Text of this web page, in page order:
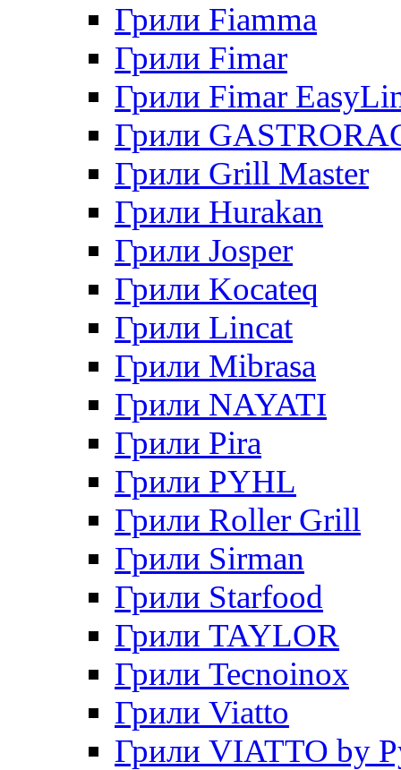
Грили Fiamma
Грили Fimar
Грили Fimar
Грили
Грили Grill Master
Грили Hurakan
Грили Josper
Грили Kocateq
Грили Lincat
Грили Mibrasa
Грили NAYATI
Грили Pira
Грили PYHL
Грили Roller Grill
Грили Sirman
Грили Starfood
Грили TAYLOR
Грили Tecnoinox
Грили Viatto
Грили VIATTO by